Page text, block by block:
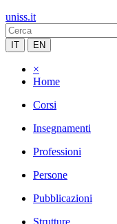
uniss.it
IT EN
×
Home
Corsi
Insegnamenti
Professioni
Persone
Pubblicazioni
Strutture